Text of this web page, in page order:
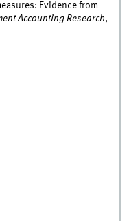
Evidence from
Accounting Research,